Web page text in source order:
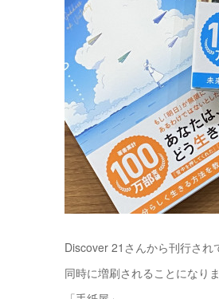
Discover 21さんから刊行され
同時に増刷されることになりま